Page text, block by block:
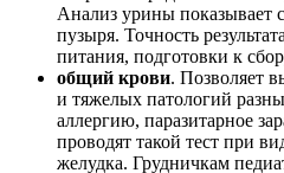
Анализ урины показывает
пузыря. Точность
питания, подготовки к
общий крови. Позволяет
и тяжелых патологий
аллергию, паразитарное
проводят такой тест при
желудка. Грудничкам